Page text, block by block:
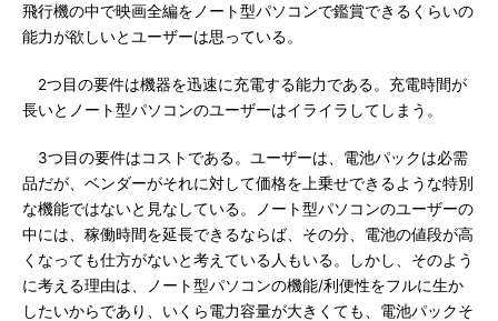
飛行機の中で映画全編をノート型パソコンで鑑賞できるくらいの
能力が欲しいとユーザーは思っている。
2つ目の要件は機器を迅速に充電する能力である。充電時間が
長いとノート型パソコンのユーザーはイライラしてしまう。
3つ目の要件はコストである。ユーザーは、電池パックは必需
品だが、ベンダーがそれに対して価格を上乗せできるような特別
な機能ではないと見なしている。ノート型パソコンのユーザーの
中には、稼働時間を延長できるならば、その分、電池の値段が高
くなっても仕方がないと考えている人もいる。しかし、そのよう
に考える理由は、ノート型パソコンの機能/利便性をフルに生か
したいからであり、いくら電力容量が大きくても、電池パックそ